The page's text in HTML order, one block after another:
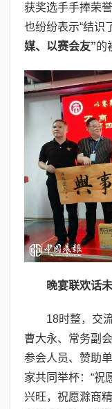
获奖选手手捧荣
也纷纷表示“结识
媒、以赛会友”的
晚宴联欢话
18时整，交
曹大永、常务副
参会人员、赞助
家共同举杯：“祝
兴旺，祝愿滁商